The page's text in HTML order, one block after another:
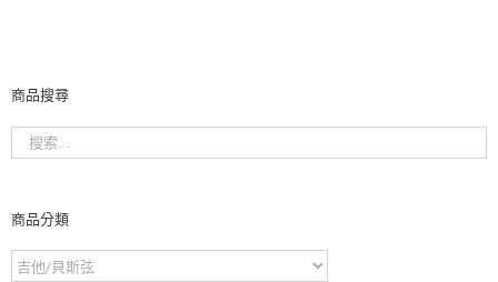
商品搜尋
商品分類